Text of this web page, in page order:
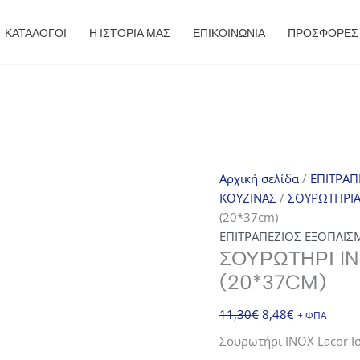
ΚΑΤΑΛΟΓΟΙ Η ΙΣΤΟΡΙΑ ΜΑΣ ΕΠΙΚΟΙΝΩΝΙΑ ΠΡΟΣΦΟΡΈΣ
Αρχική σελίδα/
ΚΟΥΖΙΝΑΣ/ ΣΟΥΡΩΤΗΡΙΑ
(20*37cm)
ΕΠΙΤΡΑΠΕΖΙΟΣ
ΣΟΥΡΩΤΉΡΙ
(20*37CM)
11,30€ Original
price
was:
8,48€Η+ ΦΠΑ
Σουρωτήρι INOX Lacor